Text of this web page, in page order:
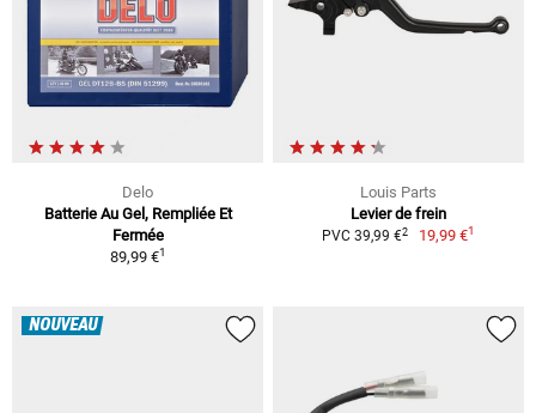
Delo
Batterie Au Gel, Rempliée Et
Fermée
89,99 €1
Louis Parts
Levier de frein
PVC 39,99 €2 19,99 €1
NOUVEAU